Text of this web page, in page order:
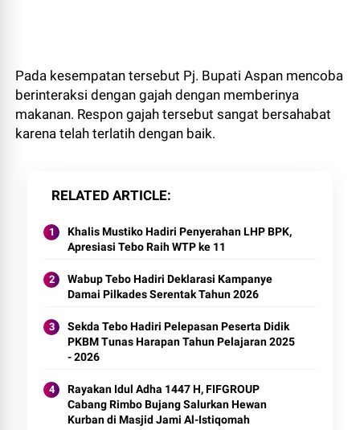
Pada kesempatan tersebut Pj. Bupati Aspan mencoba
berinteraksi dengan gajah dengan memberinya
makanan. Respon gajah tersebut sangat bersahabat
karena telah terlatih dengan baik.
RELATED ARTICLE
Khalis Mustiko Hadiri Penyerahan LHP BPK,
Apresiasi Tebo Raih WTP ke 11
Wabup Tebo Hadiri Deklarasi Kampanye
Damai Pilkades Serentak Tahun 2026
Sekda Tebo Hadiri Pelepasan Peserta Didik
PKBM Tunas Harapan Tahun Pelajaran 2025
- 2026
Rayakan Idul Adha 1447 H, FIFGROUP
Cabang Rimbo Bujang Salurkan Hewan
Kurban di Masjid Jami Al-Istiqomah